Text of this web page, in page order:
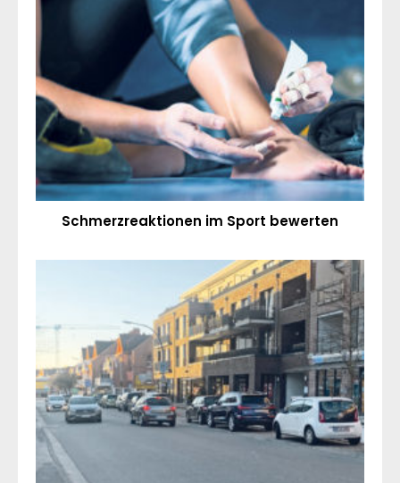
Schmerzreaktionen im Sport bewerten